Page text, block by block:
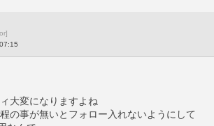
大変になりますよね
の事が無いとフォロー入れないようにして